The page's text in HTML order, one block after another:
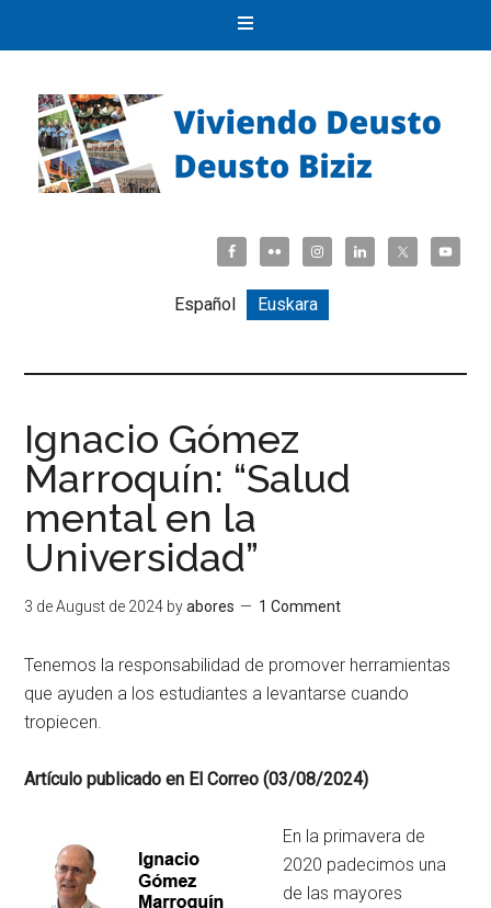
Español Euskara
Ignacio Gómez
Marroquín: “Salud
mental en la
Universidad”
3 de August de 2024 byabores 1 Comment
Tenemos la responsabilidad de promover herramientas
que ayuden a los estudiantes a levantarse cuando
tropiecen.
Artículo publicado en El Correo (03/08/2024)
En la primavera de
2020 padecimos una
de las mayores